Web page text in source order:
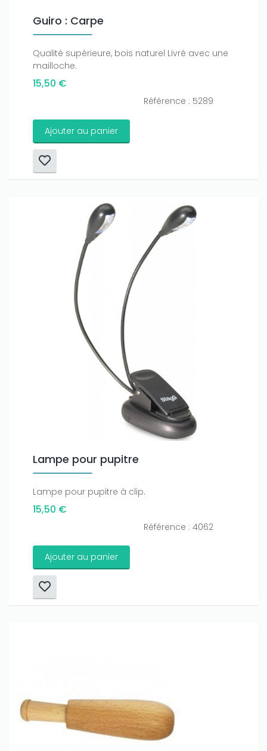
Guiro : Carpe
Qualité supérieure, bois naturel Livré avec une
mailloche.
15,50 €
Référence : 5289
Ajouter au panier
Lampe pour pupitre
Lampe pour pupitre à clip.
15,50 €
Référence : 4062
Ajouter au panier